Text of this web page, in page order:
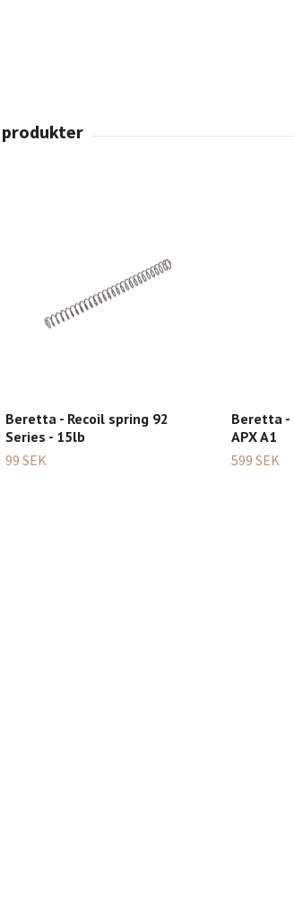
Beretta - Recoil spring 92
Series - 15lb
99 SEK
Beretta -
APX A1
599 SEK